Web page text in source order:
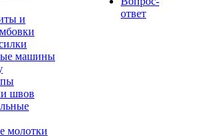
и
машины
швов
молотки
ответ